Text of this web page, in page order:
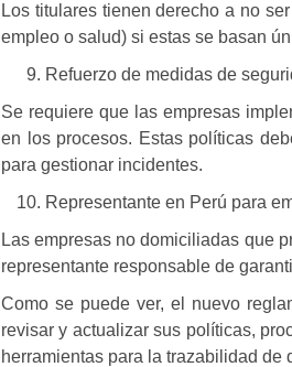
Los titulares tienen derecho a no
empleo o salud) si estas se basan
Refuerzo de medidas de
Se requiere que las empresas
en los procesos. Estas políticas
para gestionar incidentes.
Representante en Perú para
Las empresas no domiciliadas que
representante responsable de
Como se puede ver, el nuevo
revisar y actualizar sus políticas,
herramientas para la trazabilidad